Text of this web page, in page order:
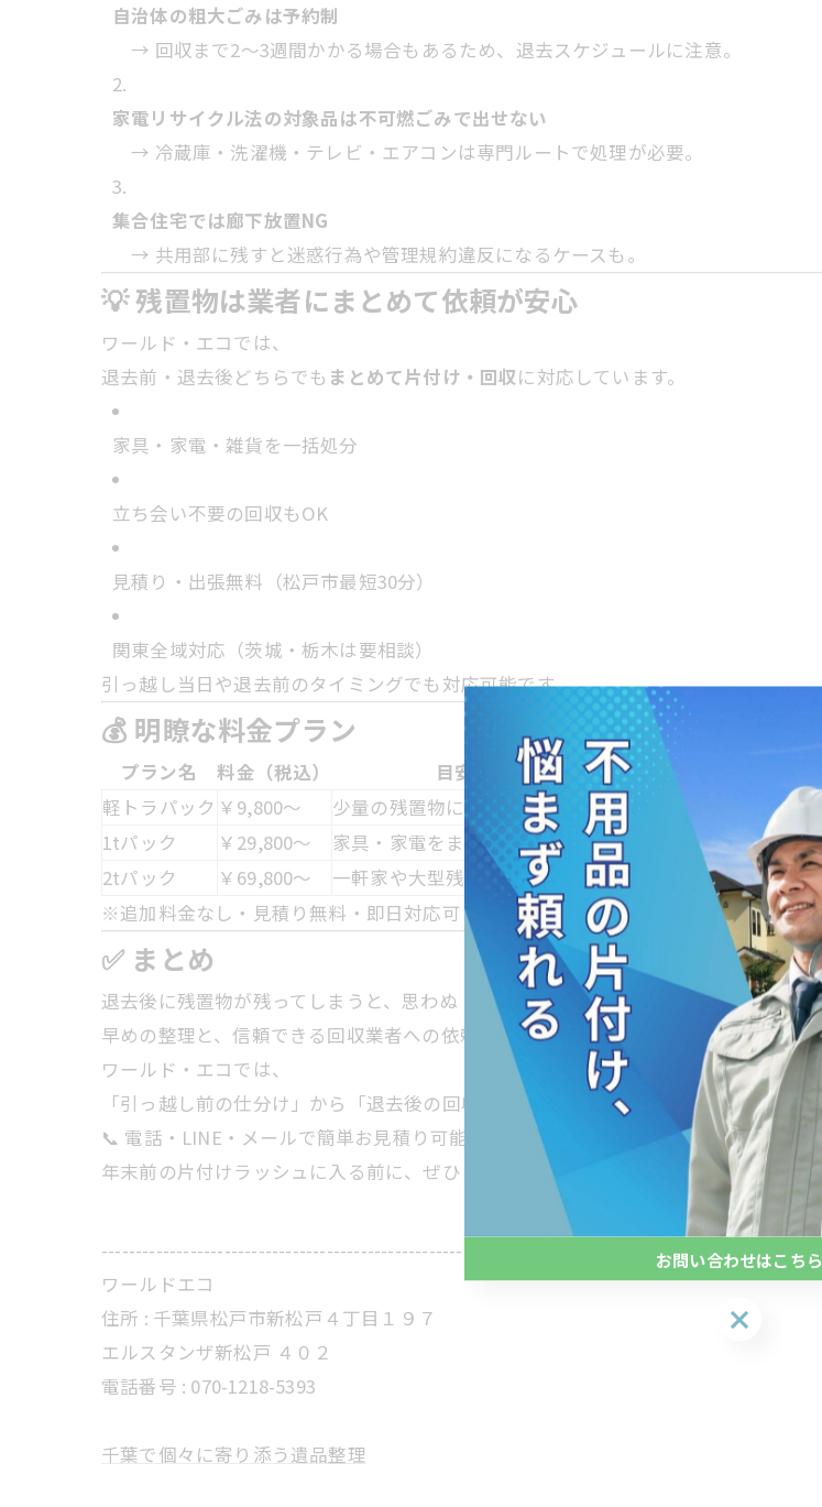
自治体の粗大ごみは予約制
→ 回収まで2〜3週間かかる場合もあるため、退去スケジュールに注意。
家電リサイクル法の対象品は不可燃ごみで出せない
→ 冷蔵庫・洗濯機・テレビ・エアコンは専門ルートで処理が必要。
集合住宅では廊下放置NG
→ 共用部に残すと迷惑行為や管理規約違反になるケースも。
💡 残置物は業者にまとめて依頼が安心
ワールド・エコでは、
退去前・退去後どちらでも まとめて片付け・回収に対応しています。
家具・家電・雑貨を一括処分
立ち会い不要の回収もOK
見積り・出張無料（松戸市最短30分）
関東全域対応（茨城・栃木は要相談）
引っ越し当日や退去前のタイミングでも対応可能です。
💰 明瞭な料金プラン
プラン名 料金（税込）
目安内容
軽トラパック ￥9,800〜
少量の残置物に最適
1tパック
￥29,800〜
家具・家電をまとめて回収
2tパック
￥69,800〜
一軒家や大型残置物の処分に対応
※追加料金なし・見積り無料・即日対応可
✅ まとめ
退去後に残置物が残ってしまうと、思わぬトラブルになることも。
早めの整理と、信頼できる回収業者への依頼が安心です。
ワールド・エコでは、
「引っ越し前の仕分け」から「退去後の回収」まで一括対応。
📞 電話・LINE・メールで簡単お見積り可能！
年末前の片付けラッシュに入る前に、ぜひご相談ください。
----------------------------------------------------------------------
ワールドエコ
住所 : 千葉県松戸市新松戸４丁目１９７
エルスタンザ新松戸 ４０２
電話番号 : 070-1218-5393
千葉で個々に寄り添う遺品整理
お問い合わせはこちら
お問い合わせはこちら